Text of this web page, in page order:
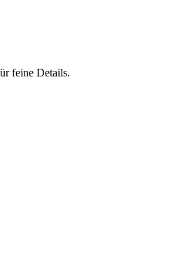
feine Details.